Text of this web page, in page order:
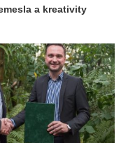
a kreativity